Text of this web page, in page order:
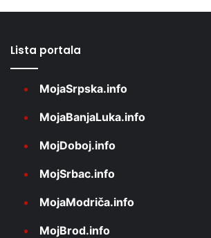
Lista portala
MojaSrpska.info
MojaBanjaLuka.info
MojDoboj.info
MojSrbac.info
MojaModriča.info
MojBrod.info